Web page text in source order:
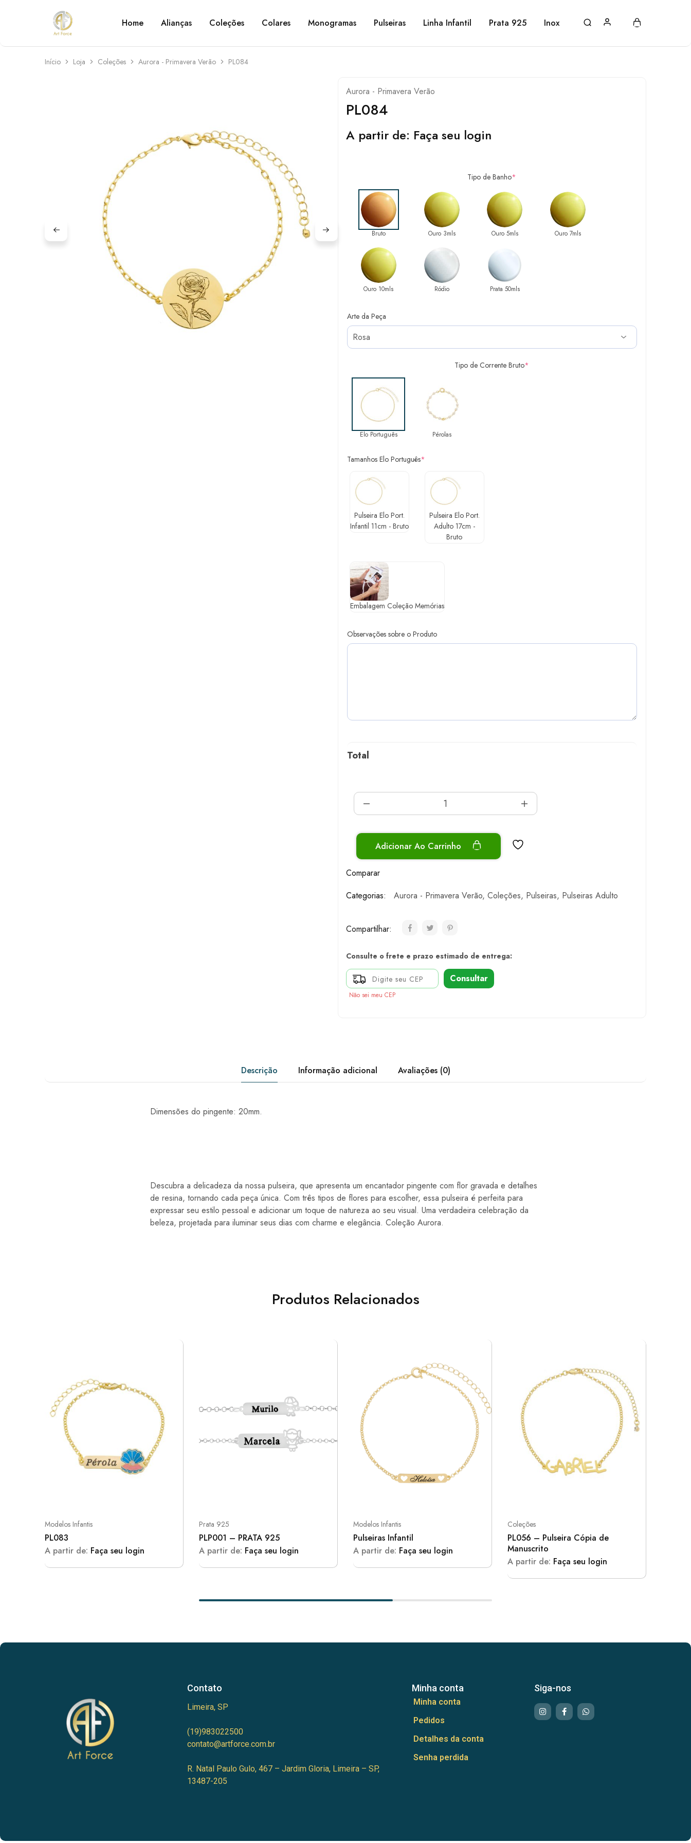
Art
Force
Semijoias
personalizadas
Home Alianças Coleções Colares Monogramas Pulseiras Linha Infantil Prata 925 Inox
Início Loja Coleções Aurora - Primavera Verão PL084
Aurora - Primavera Verão
PL084
A partir de: Faça seu login
Tipo de Banho*
Bruto Ouro 3mls Ouro 5mls Ouro 7mls
Ouro 10mls Ródio Prata 50mls
Arte da Peça
Tipo de Corrente Bruto*
Elo Português Pérolas
Tamanhos Elo Português*
Pulseira Elo Port.
Infantil 11cm - Bruto
Pulseira Elo Port.
Adulto 17cm -
Bruto
Embalagem Coleção Memórias
Observações sobre o Produto
Total
Adicionar Ao Carrinho
Comparar
Categorias:
Aurora - Primavera Verão, Coleções, Pulseiras, Pulseiras Adulto
Compartilhar:
Consulte o frete e prazo estimado de entrega:
Consultar
Não sei meu CEP
Descrição Informação adicional Avaliações (0)
Dimensões do pingente: 20mm.
Descubra a delicadeza da nossa pulseira, que apresenta um encantador pingente com flor gravada e detalhes
de resina, tornando cada peça única. Com três tipos de flores para escolher, essa pulseira é perfeita para
expressar seu estilo pessoal e adicionar um toque de natureza ao seu visual. Uma verdadeira celebração da
beleza, projetada para iluminar seus dias com charme e elegância. Coleção Aurora.
Produtos Relacionados
Modelos Infantis
PL083
A partir de: Faça seu login
Prata 925
PLP001 – PRATA 925
A partir de: Faça seu login
Modelos Infantis
Pulseiras Infantil
A partir de: Faça seu login
Coleções
PL056 – Pulseira Cópia de
Manuscrito
A partir de: Faça seu login
Contato
Limeira, SP
(19)983022500
contato@artforce.com.br
R. Natal Paulo Gulo, 467 – Jardim Gloria, Limeira – SP,
13487-205
Minha conta
Minha conta
Pedidos
Detalhes da conta
Senha perdida
Siga-nos